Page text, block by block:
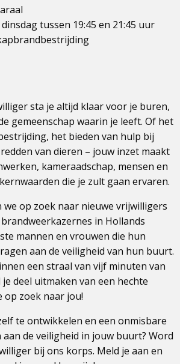
dinsdag tussen 19:45 en 21:45 uur
sta je altijd klaar voor je buren,
gemeenschap waarin je leeft. Of het
het bieden van hulp bij
van dieren – jouw inzet maakt
kameraadschap, mensen en
die je zult gaan ervaren.
we op zoek naar nieuwe vrijwilligers
in Hollands
mannen en vrouwen die hun
aan de veiligheid van hun buurt.
een straal van vijf minuten van
deel uitmaken van een hechte
op zoek naar jou!
te ontwikkelen en een onmisbare
de veiligheid in jouw buurt? Word
bij ons korps. Meld je aan en